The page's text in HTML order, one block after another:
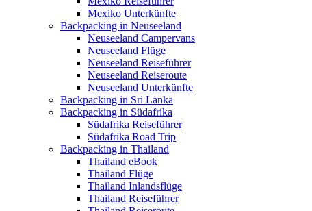
Mexiko Unterkünfte
Backpacking in Neuseeland
Neuseeland Campervans
Neuseeland Flüge
Neuseeland Reiseführer
Neuseeland Reiseroute
Neuseeland Unterkünfte
Backpacking in Sri Lanka
Backpacking in Südafrika
Südafrika Reiseführer
Südafrika Road Trip
Backpacking in Thailand
Thailand eBook
Thailand Flüge
Thailand Inlandsflüge
Thailand Reiseführer